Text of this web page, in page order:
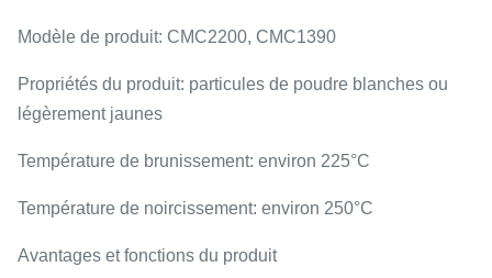
Modèle de produit: CMC2200, CMC1390
Propriétés du produit: particules de poudre blanches ou
légèrement jaunes
Température de brunissement: environ 225°C
Température de noircissement: environ 250°C
Avantages et fonctions du produit